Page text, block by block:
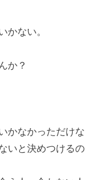
かない。
か？
かなかっただけな
いと決めつけるの